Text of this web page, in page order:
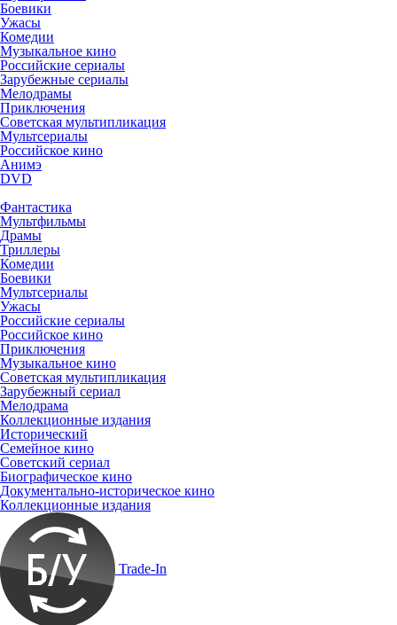
Боевики
Ужасы
Комедии
Музыкальное кино
Российские сериалы
Зарубежные сериалы
Мелодрамы
Приключения
Советская мультипликация
Мультсериалы
Российское кино
Анимэ
DVD
Фантастика
Мультфильмы
Драмы
Триллеры
Комедии
Боевики
Мультсериалы
Ужасы
Российские сериалы
Российское кино
Приключения
Музыкальное кино
Советская мультипликация
Зарубежный сериал
Мелодрама
Коллекционные издания
Исторический
Семейное кино
Советский сериал
Биографическое кино
Документально-историческое кино
Коллекционные издания
Trade-In